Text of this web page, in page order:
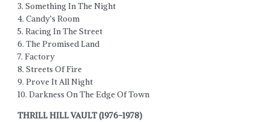
3. Something In The Night
4. Candy’s Room
5. Racing In The Street
6. The Promised Land
7. Factory
8. Streets Of Fire
9. Prove It All Night
10. Darkness On The Edge Of Town
THRILL HILL VAULT (1976-1978)